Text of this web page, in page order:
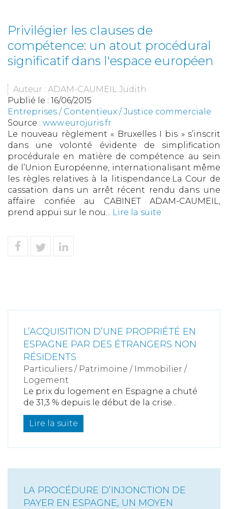
Privilégier les clauses de
compétence: un atout procédural
significatif dans l'espace européen
Auteur : ADAM-CAUMEIL Judith
Publié le : 16/06/2015
Entreprises / Contentieux /Justice commerciale
Source : www.eurojuris.fr
Le nouveau règlement « Bruxelles I bis » s’inscrit
dans une volonté évidente de simplification
procédurale en matière de compétence au sein
de l’Union Européenne, internationalisant même
les règles relatives à la litispendance.La Cour de
cassation dans un arrêt récent rendu dans une
affaire confiée au CABINET ADAM-CAUMEIL,
prend appui sur le nou... Lire la suite
L’ACQUISITION D’UNE PROPRIÉTÉ EN
ESPAGNE PAR DES ÉTRANGERS NON
RÉSIDENTS
Particuliers / Patrimoine / Immobilier /
Logement
Le prix du logement en Espagne a chuté
de 31,3 % depuis le début de la crise...
Lire la suite
LA PROCÉDURE D’INJONCTION DE
PAYER EN ESPAGNE, UN MOYEN